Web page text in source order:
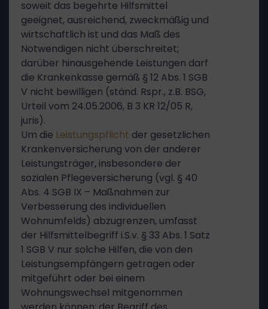
soweit das begehrte Hilfsmittel
geeignet, ausreichend, zweckmäßig und
wirtschaftlich ist und das Maß des
Notwendigen nicht überschreitet;
darüber hinausgehende Leistungen darf
die Krankenkasse gemäß § 12 Abs. 1 SGB
V nicht bewilligen (ständ. Rspr., z.B. BSG,
Urteil vom 24.05.2006, B 3 KR 12/05 R,
juris).
Um die Leistungspflicht der gesetzlichen
Krankenversicherung von der anderer
Leistungsträger, insbesondere der
sozialen Pflegeversicherung (vgl. § 40
Abs. 4 SGB IX – Maßnahmen zur
Verbesserung des individuellen
Wohnumfelds) abzugrenzen, umfasst
der Hilfsmittelbegriff i.S.v. § 33 Abs. 1 Satz
1 SGB V nur solche Hilfen, die von den
Leistungsempfängern getragen oder
mitgeführt oder bei einem
Wohnungswechsel mitgenommen